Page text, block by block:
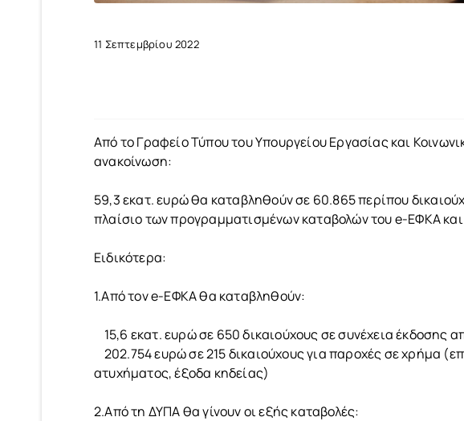
11 Σεπτεμβρίου 2022
Από το Γραφείο Τύπου του Υπουργείου Εργασίας και
ανακοίνωση:
59,3 εκατ. ευρώ θα καταβληθούν σε 60.865 περίπου
πλαίσιο των προγραμματισμένων καταβολών του e-ΕΦΚΑ
Ειδικότερα:
1.Από τον e-ΕΦΚΑ θα καταβληθούν:
15,6 εκατ. ευρώ σε 650 δικαιούχους σε συνέχεια έκδοσης
202.754 ευρώ σε 215 δικαιούχους για παροχές σε χρήμα
ατυχήματος, έξοδα κηδείας)
2.Από τη ΔΥΠΑ θα γίνουν οι εξής καταβολές: